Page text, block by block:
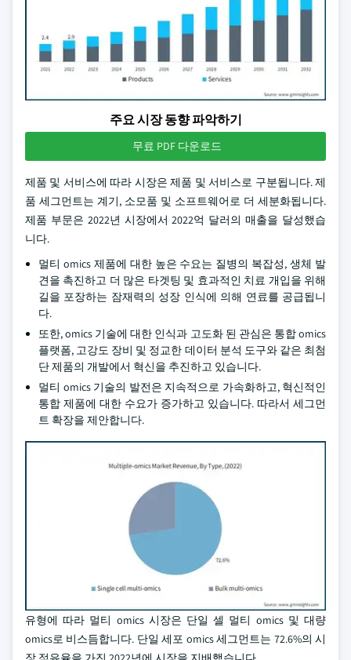
주요 시장 동향 파악하기
무료 PDF 다운로드
제품 및 서비스에 따라 시장은 제품 및 서비스로 구분됩니다. 제
품 세그먼트는 계기, 소모품 및 소프트웨어로 더 세분화됩니다.
제품 부문은 2022년 시장에서 2022억 달러의 매출을 달성했습
니다.
멀티 omics 제품에 대한 높은 수요는 질병의 복잡성, 생체 발
견을 촉진하고 더 많은 타겟팅 및 효과적인 치료 개입을 위해
길을 포장하는 잠재력의 성장 인식에 의해 연료를 공급됩니
다.
또한, omics 기술에 대한 인식과 고도화 된 관심은 통합 omics
플랫폼, 고강도 장비 및 정교한 데이터 분석 도구와 같은 최첨
단 제품의 개발에서 혁신을 추진하고 있습니다.
멀티 omics 기술의 발전은 지속적으로 가속화하고, 혁신적인
통합 제품에 대한 수요가 증가하고 있습니다. 따라서 세그먼
트 확장을 제안합니다.
유형에 따라 멀티 omics 시장은 단일 셀 멀티 omics 및 대량
omics로 비스듬합니다. 단일 세포 omics 세그먼트는 72.6%의 시